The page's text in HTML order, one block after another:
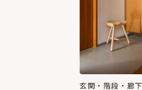
玄関・階段・廊下